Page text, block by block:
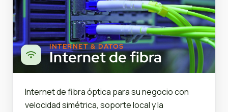
INTERNET & DATOS
Internet de fibra
Internet de fibra óptica para su negocio con
velocidad simétrica, soporte local y la